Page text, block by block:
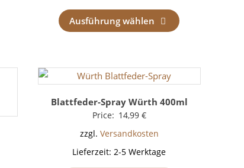
Ausführung wählen
Blattfeder-Spray Würth 400ml
Price: 14,99 €
zzgl. Versandkosten
Lieferzeit:2-5 Werktage